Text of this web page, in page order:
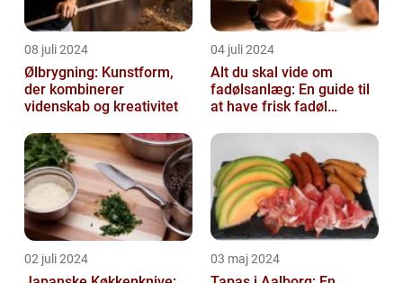
08 juli 2024
Ølbrygning: Kunstform,
der kombinerer
videnskab og kreativitet
04 juli 2024
Alt du skal vide om
fadølsanlæg: En guide til
at have frisk fadøl
02 juli 2024 03 maj 2024